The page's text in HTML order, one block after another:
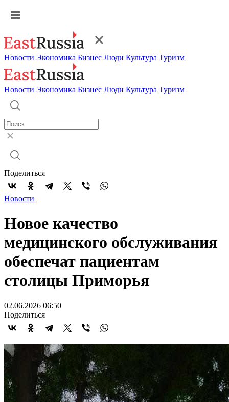
Новости Экономика Бизнес Люди Культура Туризм
Новости Экономика Бизнес Люди Культура Туризм
Поделиться
Новости
Новое качество
медицинского обслуживания
обеспечат пациентам
столицы Приморья
02.06.2026 06:50
Поделиться